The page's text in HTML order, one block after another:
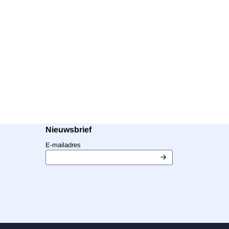
Nieuwsbrief
E-mailadresVul je e-mailadres in voor de nieuwsbrief